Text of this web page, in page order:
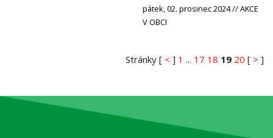
pátek, 02. prosinec 2024 // AKCE
V OBCI
Stránky [ < ] 1 ... 17 18 19 20 [ > ]